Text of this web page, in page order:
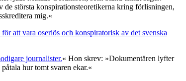
största konspirationsteoretikerna kring förlisningen,
mig.«
att vara oseriös och konspiratorisk av det svenska
journalister.« Hon skrev: »Dokumentären lyfter
hur tomt svaren ekar.«